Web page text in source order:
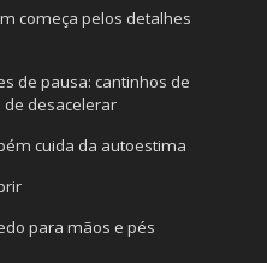
começa pelos detalhes
de pausa: cantinhos de
de desacelerar
cuida da autoestima
para mãos e pés